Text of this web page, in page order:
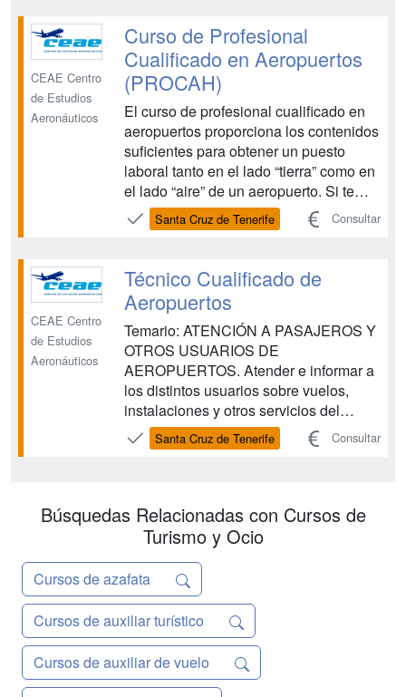
de prestigio que colabora con las
principales compañías aéreas en la
forma...
CEAE Centro
de Estudios
Aeronáuticos
Curso de Profesional
Cualificado en Aeropuertos
(PROCAH)
El curso de profesional cualificado en
aeropuertos proporciona los contenidos
suficientes para obtener un puesto
laboral tanto en el lado “tierra” como en
el lado “aire” de un aeropuerto. Si te
gusta esta profesión no será difícil
conseguir tu implicación lo que
para ambas partes. Para ello te
preparamos para ...
Santa Cruz de Tenerife Consultar
CEAE Centro
de Estudios
Aeronáuticos
Técnico Cualificado de
Aeropuertos
Temario: ATENCIÓN A PASAJEROS Y
OTROS USUARIOS DE
AEROPUERTOS. Atender e informar a
los distintos usuarios sobre vuelos,
instalaciones y otros servicios del
aeropuerto, siguiendo los
procedimientos establecidos, aplicando
con la eficacia y calidad requeridas.
OPERACIONES DE G...
Santa Cruz de Tenerife Consultar
Búsquedas Relacionadas con Cursos de
Turismo y Ocio
Cursos de azafata
Cursos de auxiliar turístico
Cursos de auxiliar de vuelo